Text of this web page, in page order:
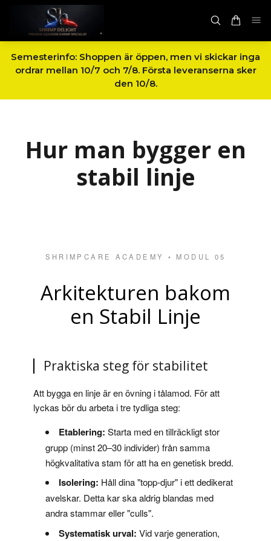
Semesterinfo: Shoppen är öppen, men vi skickar inga
ordrar mellan 10/7 och 7/8. Första leveranserna sker
den 10/8.
Hur man bygger en
stabil linje
SHRIMPCARE ACADEMY • MODUL 05
Arkitekturen bakom
en Stabil Linje
Praktiska steg för stabilitet
Att bygga en linje är en övning i tålamod. För att
lyckas bör du arbeta i tre tydliga steg:
Etablering: Starta med en tillräckligt stor
grupp (minst 20–30 individer) från samma
högkvalitativa stam för att ha en genetisk bredd.
Isolering: Håll dina "topp-djur" i ett dedikerat
avelskar. Detta kar ska aldrig blandas med
andra stammar eller "culls".
Systematisk urval: Vid varje generation,